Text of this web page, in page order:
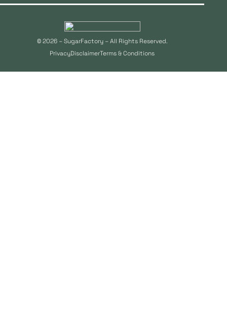
© 2026 – SugarFactory – All Rights Reserved.
PrivacyDisclaimerTerms & Conditions